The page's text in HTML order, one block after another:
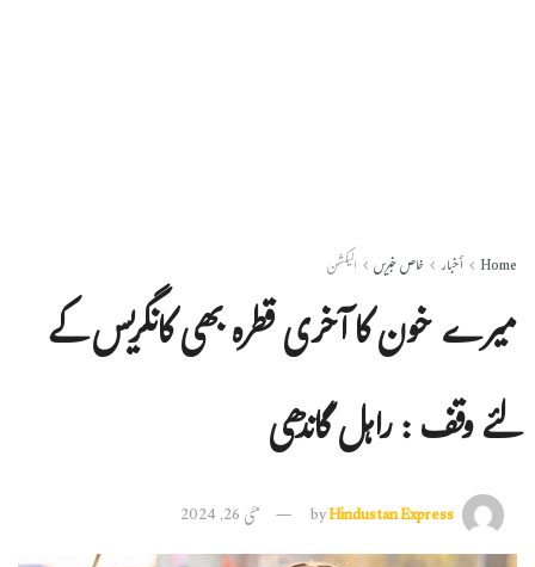
Home أخبار خاص خبریں الیکشن
میرے خون کا آخری قطرہ بھی کانگریس کے
لئے وقف : راہل گاندھی
byHindustan Express مئی 26, 2024